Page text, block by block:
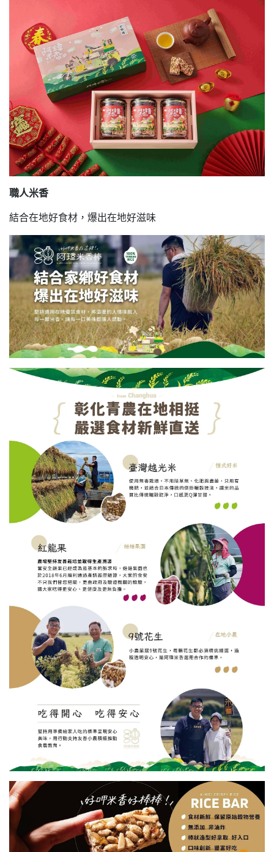
職人米香
結合在地好食材，爆出在地好滋味